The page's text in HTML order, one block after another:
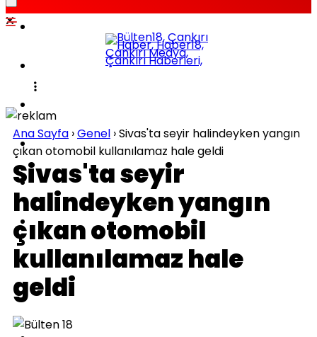
KÜLTÜR-SANAT
SPOR
EĞITIM
SAĞLIK
TEKNOLOJI
İLÇELER
Ana Sayfa ›Genel ›Sivas'ta seyir halindeyken yangın
çıkan otomobil kullanılamaz hale geldi
Sivas'ta seyir
halindeyken yangın
çıkan otomobil
kullanılamaz hale
geldi